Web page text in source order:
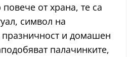
от храна, те са
символ на
празничност и домашен
палачинките,